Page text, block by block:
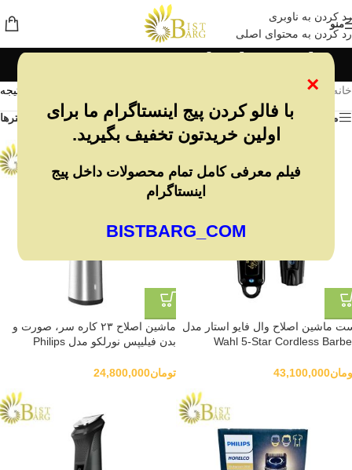
رد کردن به ناوبری
رد کردن به محتوای اصلی
منو
ماشین اصلاح سر و صورت
خانه ماشین اصلاح سر و صورت
مشاهده فیلترها فیلترها
ماشین اصلاح وال فایو استار مدل
Wahl 5-Star Cordless
43,100,000
ماشین اصلاح ۲۳ کاره سر، صورت و
بدن فیلیپس نورلکو مدل Philips
MG7750/59
تومان24,800,000
×
با فالو کردن پیج اینستاگرام ما برای
اولین خریدتون تخفیف بگیرید.
فیلم معرفی کامل تمام محصولات داخل پیج
اینستاگرام
BISTBARG_COM